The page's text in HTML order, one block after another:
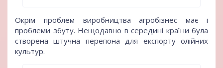
Окрім проблем виробництва агробізнес має і
проблеми збуту. Нещодавно в середині країни була
створена штучна перепона для експорту олійних
культур.